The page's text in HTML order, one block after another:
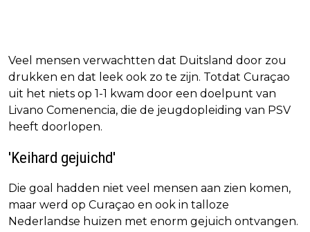
Veel mensen verwachtten dat Duitsland door zou
drukken en dat leek ook zo te zijn. Totdat Curaçao
uit het niets op 1-1 kwam door een doelpunt van
Livano Comenencia, die de jeugdopleiding van PSV
heeft doorlopen.
'Keihard gejuichd'
Die goal hadden niet veel mensen aan zien komen,
maar werd op Curaçao en ook in talloze
Nederlandse huizen met enorm gejuich ontvangen.